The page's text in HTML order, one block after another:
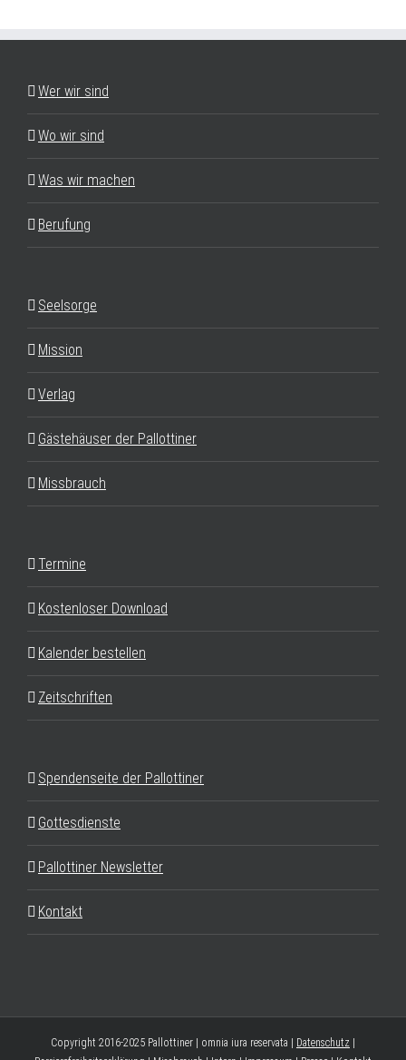
Wer wir sind
Wo wir sind
Was wir machen
Berufung
Seelsorge
Mission
Verlag
Gästehäuser der Pallottiner
Missbrauch
Termine
Kostenloser Download
Kalender bestellen
Zeitschriften
Spendenseite der Pallottiner
Gottesdienste
Pallottiner Newsletter
Kontakt
Copyright 2016-2025 Pallottiner | omnia iura reservata | Datenschutz